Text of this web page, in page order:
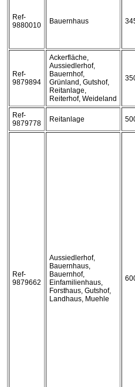
Ref-
9880010
Bauernhaus
Ref-
9879894
Ackerfläche,
Aussiedlerhof,
Bauernhof,
Grünland, Gutshof,
Reitanlage,
Reiterhof, Weideland
Ref-
9879778
Reitanlage
Ref-
9879662
Aussiedlerhof,
Bauernhaus,
Bauernhof,
Einfamilienhaus,
Forsthaus, Gutshof,
Landhaus, Muehle